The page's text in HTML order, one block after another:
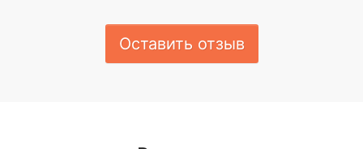
Оставить отзыв